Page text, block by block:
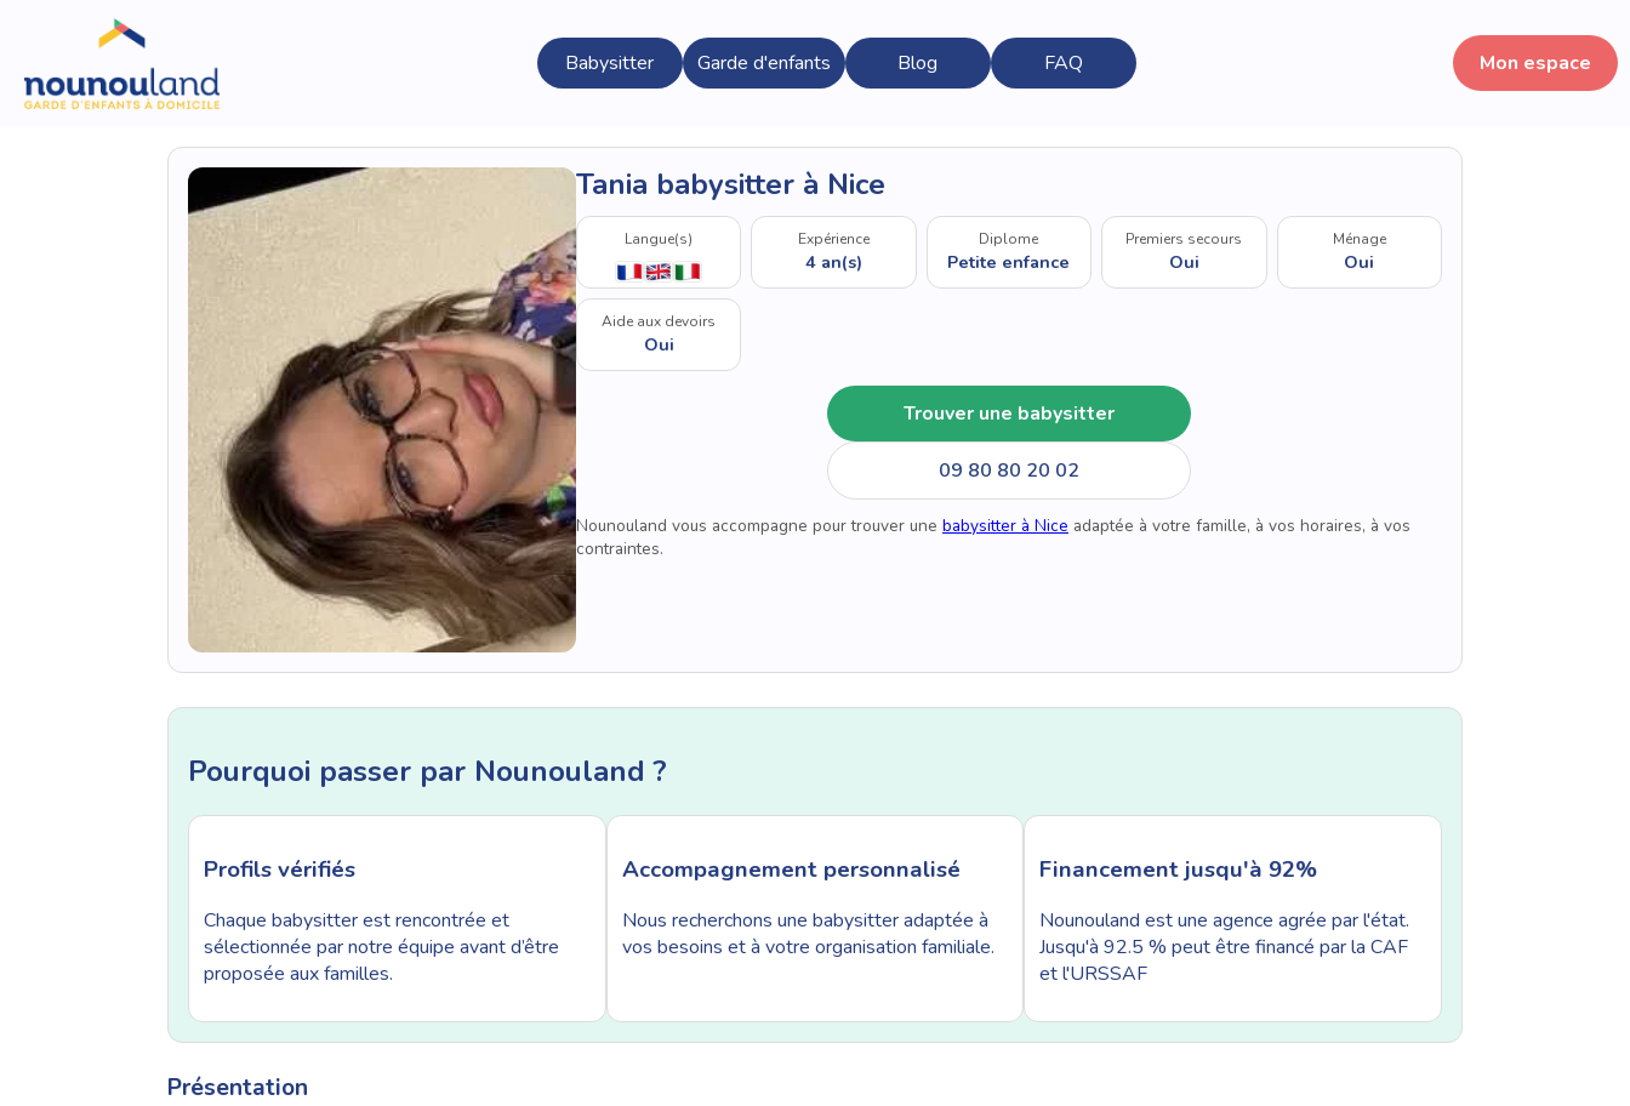
Babysitter Garde d'enfants Blog FAQ Mon espace
Tania babysitter à Nice
Langue(s) Expérience
4 an(s)
Diplome
Petite enfance
Premiers secours
Oui
Ménage
Oui
Aide aux devoirs
Oui
Trouver une babysitter
09 80 80 20 02
Nounouland vous accompagne pour trouver une babysitter à Nice adaptée à votre famille, à vos horaires, à vos
contraintes.
Pourquoi passer par Nounouland ?
Profils vérifiés
Chaque babysitter est rencontrée et
sélectionnée par notre équipe avant d’être
proposée aux familles.
Accompagnement personnalisé
Nous recherchons une babysitter adaptée à
vos besoins et à votre organisation familiale.
Financement jusqu'à 92%
Nounouland est une agence agrée par l'état.
Jusqu'à 92.5 % peut être financé par la CAF
et l'URSSAF
Présentation